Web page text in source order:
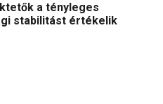
a tényleges
stabilitást értékelik